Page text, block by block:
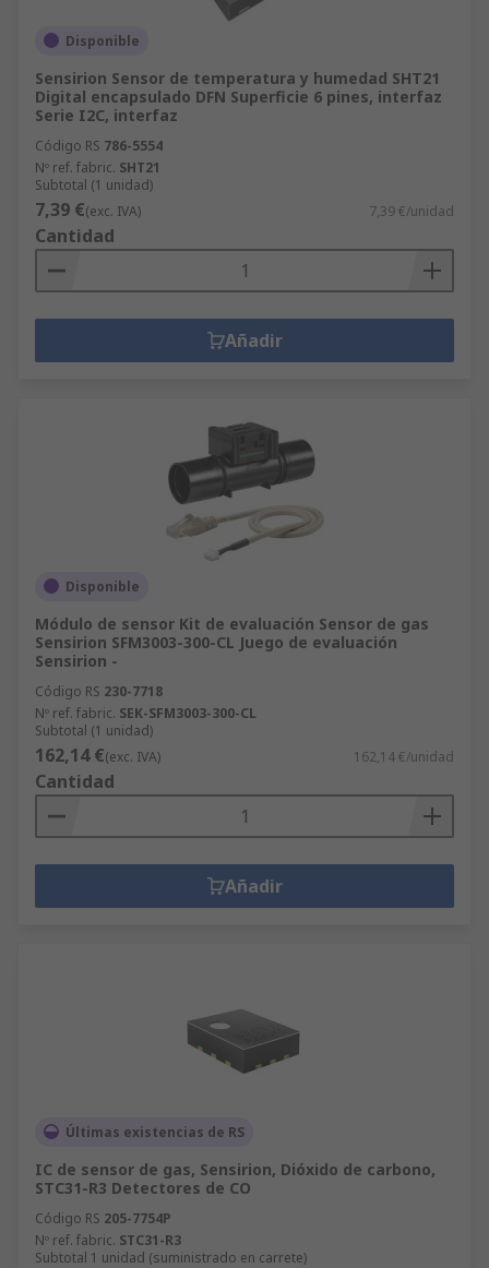
Disponible
Sensirion Sensor de temperatura y humedad SHT21
Digital encapsulado DFN Superficie 6 pines, interfaz
Serie I2C, interfaz
Código RS 786-5554
Nº ref. fabric. SHT21
Subtotal (1 unidad)
7,39 €(exc. IVA) 7,39 €/unidad
Cantidad
Añadir
Disponible
Módulo de sensor Kit de evaluación Sensor de gas
Sensirion SFM3003-300-CL Juego de evaluación
Sensirion -
Código RS 230-7718
Nº ref. fabric. SEK-SFM3003-300-CL
Subtotal (1 unidad)
162,14 €(exc. IVA) 162,14 €/unidad
Cantidad
Añadir
Últimas existencias de RS
IC de sensor de gas, Sensirion, Dióxido de carbono,
STC31-R3 Detectores de CO
Código RS 205-7754P
Nº ref. fabric. STC31-R3
Subtotal 1 unidad (suministrado en carrete)